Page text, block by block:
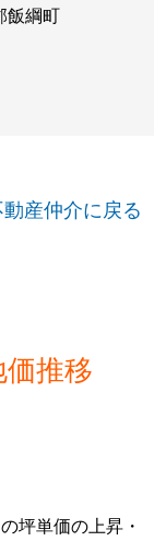
飯綱町
産仲介に戻る
推移
坪単価の上昇・